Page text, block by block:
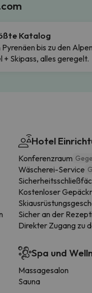
Katalog
Pyrenäen bis zu den
+ Skipass, alles geregelt.
Hotel
Konferenzraum
Wäscherei-Service
Kostenloser
Sicher an der
Direkter Zugang zu
Spa und
Massagesalon
Sauna